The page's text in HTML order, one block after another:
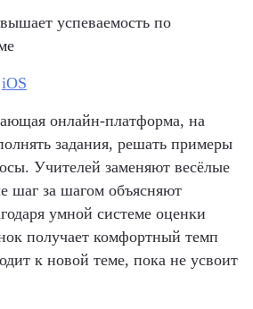
успеваемость по
iOS
онлайн-платформа, на
задания, решать примеры
Учителей заменяют весёлые
шаг за шагом объясняют
умной системе оценки
получает комфортный темп
к новой теме, пока не усвоит